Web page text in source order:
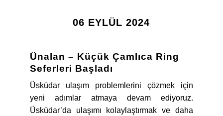
06 EYLÜL 2024
Ünalan – Küçük Çamlıca Ring
Seferleri Başladı
Üsküdar ulaşım problemlerini çözmek için
yeni adımlar atmaya devam ediyoruz.
Üsküdar’da ulaşımı kolaylaştırmak ve daha